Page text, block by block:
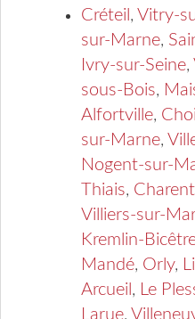
Créteil , Vitry-
sur-Marne,
Ivry-sur-Seine,
sous-Bois,
Alfortville,
sur-Marne,
Nogent-sur-
Thiais,
Villiers-sur-
Kremlin-
Mandé, Orly,
Arcueil , Le
Larue,